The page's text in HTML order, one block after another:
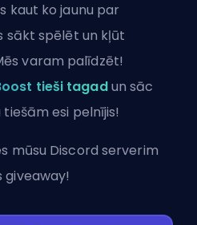
kaut ko jaunu par
sākt spēlēt un kļūt
varam palīdzēt!
tieši tagadun sāc
esi pelnījis!
mūsu Discord serverim
giveaway!